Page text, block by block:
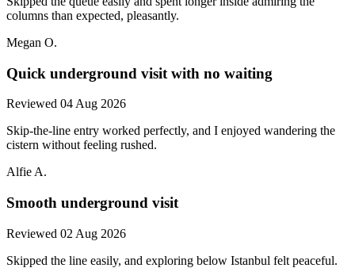
columns than expected, pleasantly.
Megan O.
Quick underground visit with no waiting
Reviewed 04 Aug 2026
Skip-the-line entry worked perfectly, and I enjoyed wandering the
cistern without feeling rushed.
Alfie A.
Smooth underground visit
Reviewed 02 Aug 2026
Skipped the line easily, and exploring below Istanbul felt peaceful.